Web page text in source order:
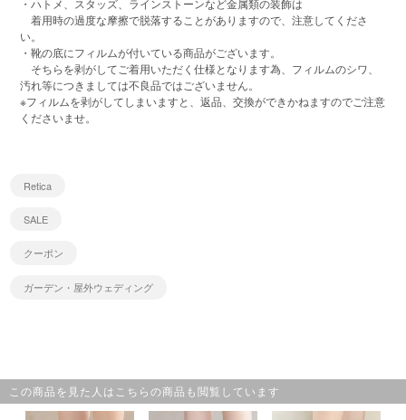
・ハトメ、スタッズ、ラインストーンなど金属類の装飾は
着用時の過度な摩擦で脱落することがありますので、注意してくださ
い。
・靴の底にフィルムが付いている商品がございます。
そちらを剥がしてご着用いただく仕様となります為、フィルムのシワ、
汚れ等につきましては不良品ではございません。
※フィルムを剥がしてしまいますと、返品、交換ができかねますのでご注意
くださいませ。
Retica
SALE
クーポン
ガーデン・屋外ウェディング
この商品を見た人はこちらの商品も閲覧しています